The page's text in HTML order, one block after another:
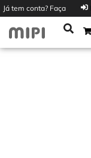
Já tem conta? Faça